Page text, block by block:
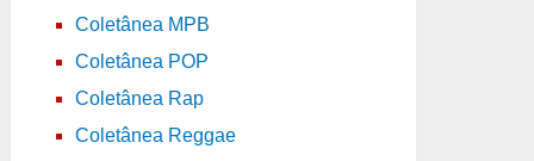
Coletânea MPB
Coletânea POP
Coletânea Rap
Coletânea Reggae